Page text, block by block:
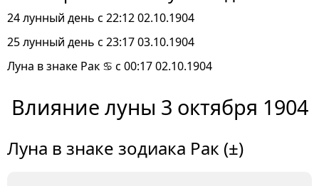
24 лунный день с 22:12 02.10.1904
25 лунный день с 23:17 03.10.1904
Луна в знаке Рак ♋ с 00:17 02.10.1904
Влияние луны 3 октября 1904
Луна в знаке зодиака Рак (±)